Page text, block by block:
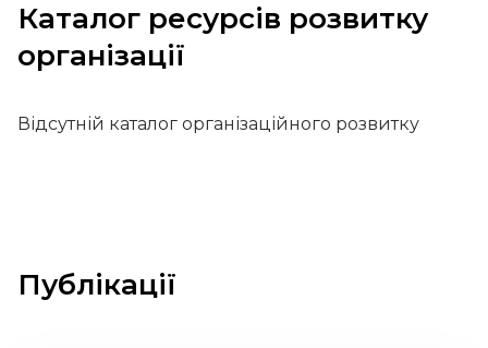
Каталог ресурсів розвитку
організації
Відсутній каталог організаційного розвитку
Публікації